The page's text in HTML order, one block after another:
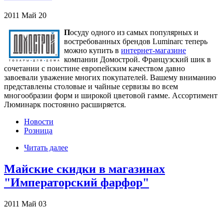
2011 Май 20
Посуду одного из самых популярных и
востребованных брендов Luminarc теперь
можно купить в интернет-магазине
компании Домострой. Французский шик в
сочетании с поистине европейским качеством давно
завоевали уважение многих покупателей. Вашему вниманию
представлены столовые и чайные сервизы во всем
многообразии форм и широкой цветовой гамме. Ассортимент
Люминарк постоянно расширяется.
Новости
Розница
Читать далее
Майские скидки в магазинах
"Императорский фарфор"
2011 Май 03